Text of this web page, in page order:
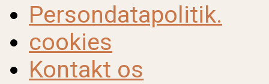
Persondatapolitik.
cookies
Kontakt os